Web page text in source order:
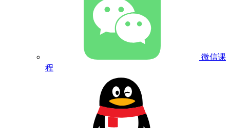
微信课
程